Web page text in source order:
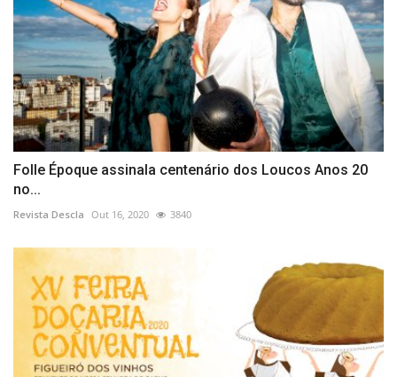
Folle Époque assinala centenário dos Loucos Anos 20
no...
Revista Descla Out 16, 2020 3840